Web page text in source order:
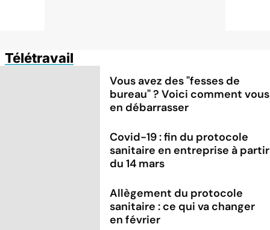
Télétravail
Vous avez des "fesses de
bureau" ? Voici comment vous
en débarrasser
Covid-19 : fin du protocole
sanitaire en entreprise à partir
du 14 mars
Allègement du protocole
sanitaire : ce qui va changer
en février